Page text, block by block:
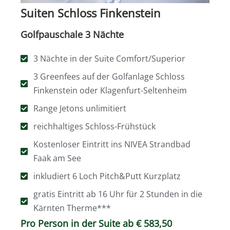
Suiten Schloss Finkenstein
Golfpauschale 3 Nächte
3 Nächte in der Suite Comfort/Superior
3 Greenfees auf der Golfanlage Schloss
Finkenstein oder Klagenfurt-Seltenheim
Range Jetons unlimitiert
reichhaltiges Schloss-Frühstück
Kostenloser Eintritt ins NIVEA Strandbad
Faak am See
inkludiert 6 Loch Pitch&Putt Kurzplatz
gratis Eintritt ab 16 Uhr für 2 Stunden in die
Kärnten Therme***
Pro Person in der Suite ab € 583,50